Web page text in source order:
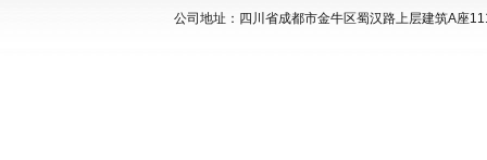
公司地址：四川省成都市金牛区蜀汉路上层建筑A座